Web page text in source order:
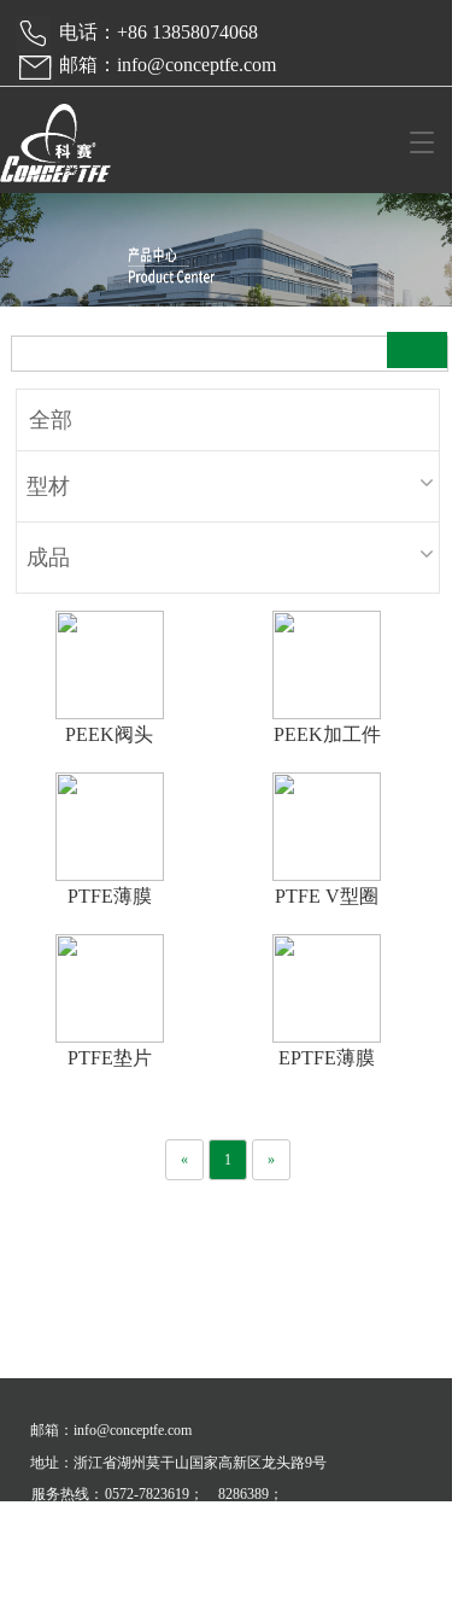
电话：+86 13858074068
邮箱：info@conceptfe.com
T
g
g
a
v
g
i
o
全部
型材
成品
PEEK阀头 PEEK加工件
PTFE薄膜 PTFE V型圈
PTFE垫片 EPTFE薄膜
« 1 »
邮箱：info@conceptfe.com
地址：浙江省湖州莫干山国家高新区龙头路9号
服务热线： 0572-7823619；
8286389；